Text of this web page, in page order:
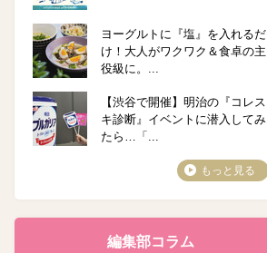
ヨーグルトに『塩』を入れるだ
け！大人がワクワク＆食卓の主
役級に。...
【渋谷で開催】明治の『コレス
キ診断』イベントに潜入してみ
たら…「...
もっと見る
編集部コラム